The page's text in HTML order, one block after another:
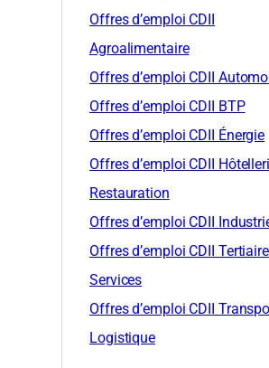
Offres d’emploi CDII
Agroalimentaire
Offres d’emploi CDII
Offres d’emploi CDII BTP
Offres d’emploi CDII Énergie
Offres d’emploi CDII
Restauration
Offres d’emploi CDII
Offres d’emploi CDII
Services
Offres d’emploi CDII
Logistique